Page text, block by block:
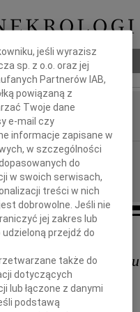
Panu
Matuszewskiemu
i głębokiego współczucia
z powodu śmierci
jeśli wyrazisz
sp. z o.o. oraz jej
Partnerów IAB,
powiązaną z
Twoje dane
e-mail czy
informacje zapisane w
w szczególności
do
w swoich serwisach,
treści w nich
dobrowolne. Jeśli nie
jej zakres lub
przejdź do
także do
dotyczących
lub łączone z danymi
podstawą